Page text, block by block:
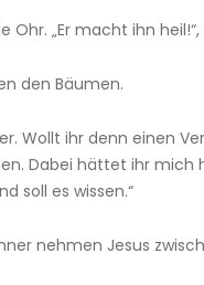
„Er macht ihn
den Bäumen.
Wollt ihr denn einen
Dabei hättet ihr
soll es wissen.“
nehmen Jesus